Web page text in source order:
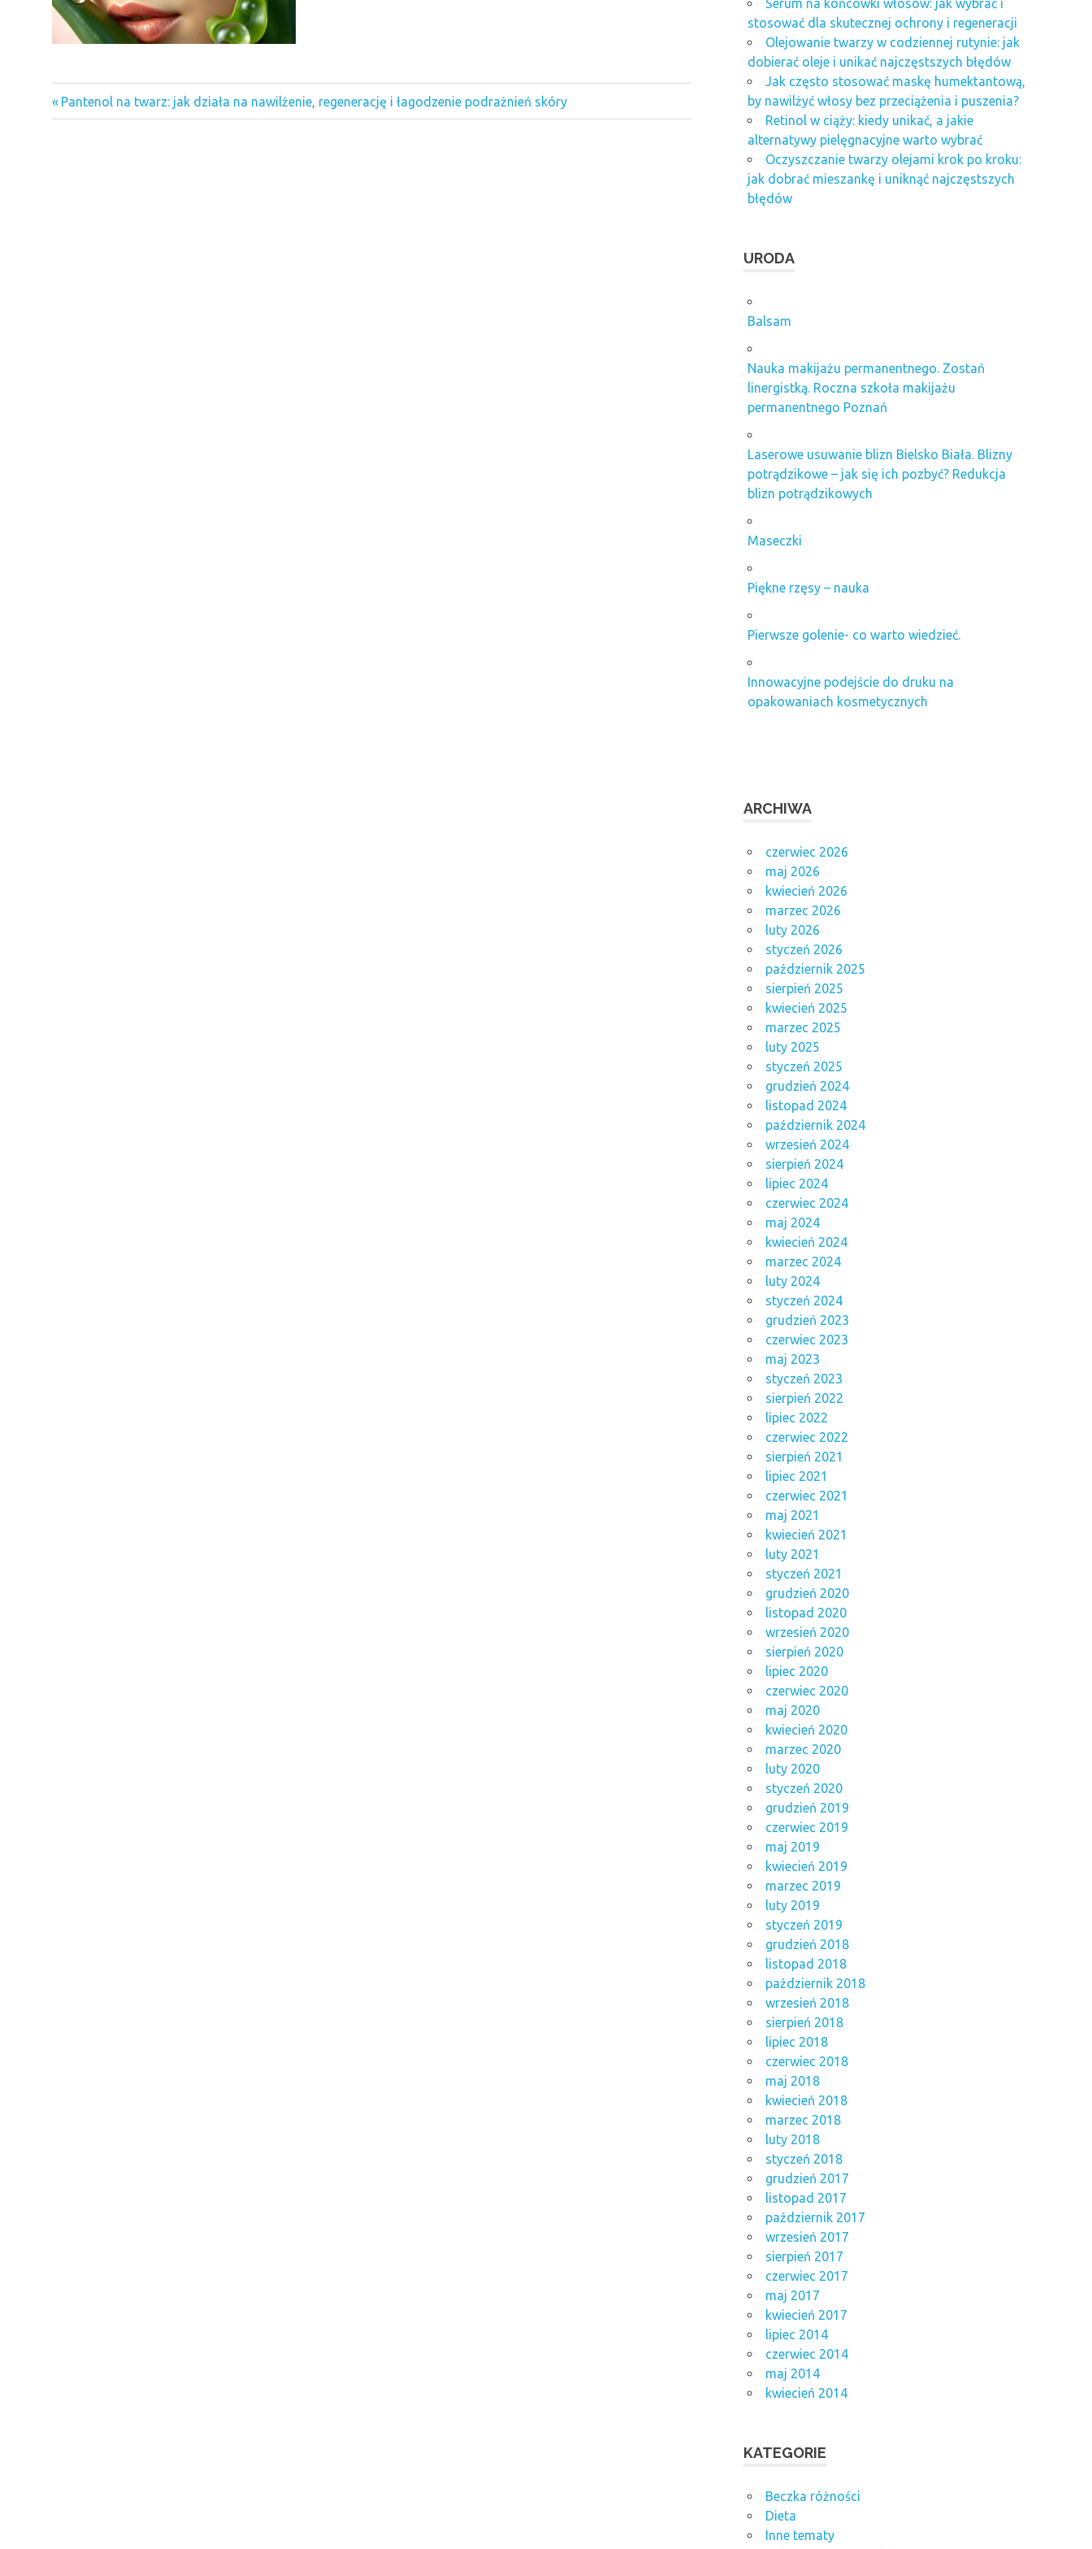
Nawigacja
Previous
Post:
Pantenol na twarz: jak działa na nawilżenie, regenerację i łagodzenie podrażnień skóry
Serum na końcówki włosów: jak wybrać i
stosować dla skutecznej ochrony i regeneracji
Olejowanie twarzy w codziennej rutynie: jak
dobierać oleje i unikać najczęstszych błędów
Jak często stosować maskę humektantową,
by nawilżyć włosy bez przeciążenia i puszenia?
Retinol w ciąży: kiedy unikać, a jakie
alternatywy pielęgnacyjne warto wybrać
Oczyszczanie twarzy olejami krok po kroku:
jak dobrać mieszankę i uniknąć najczęstszych
błędów
URODA
Balsam
Nauka makijażu permanentnego. Zostań
linergistką. Roczna szkoła makijażu
permanentnego Poznań
Laserowe usuwanie blizn Bielsko Biała. Blizny
potrądzikowe – jak się ich pozbyć? Redukcja
blizn potrądzikowych
Maseczki
Piękne rzęsy – nauka
Pierwsze golenie- co warto wiedzieć.
Innowacyjne podejście do druku na
opakowaniach kosmetycznych
ARCHIWA
czerwiec 2026
maj 2026
kwiecień 2026
marzec 2026
luty 2026
styczeń 2026
październik 2025
sierpień 2025
kwiecień 2025
marzec 2025
luty 2025
styczeń 2025
grudzień 2024
listopad 2024
październik 2024
wrzesień 2024
sierpień 2024
lipiec 2024
czerwiec 2024
maj 2024
kwiecień 2024
marzec 2024
luty 2024
styczeń 2024
grudzień 2023
czerwiec 2023
maj 2023
styczeń 2023
sierpień 2022
lipiec 2022
czerwiec 2022
sierpień 2021
lipiec 2021
czerwiec 2021
maj 2021
kwiecień 2021
luty 2021
styczeń 2021
grudzień 2020
listopad 2020
wrzesień 2020
sierpień 2020
lipiec 2020
czerwiec 2020
maj 2020
kwiecień 2020
marzec 2020
luty 2020
styczeń 2020
grudzień 2019
czerwiec 2019
maj 2019
kwiecień 2019
marzec 2019
luty 2019
styczeń 2019
grudzień 2018
listopad 2018
październik 2018
wrzesień 2018
sierpień 2018
lipiec 2018
czerwiec 2018
maj 2018
kwiecień 2018
marzec 2018
luty 2018
styczeń 2018
grudzień 2017
listopad 2017
październik 2017
wrzesień 2017
sierpień 2017
czerwiec 2017
maj 2017
kwiecień 2017
lipiec 2014
czerwiec 2014
maj 2014
kwiecień 2014
KATEGORIE
Beczka różności
Dieta
Inne tematy